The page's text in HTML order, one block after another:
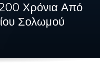
Χρόνια Από
Σολωμού